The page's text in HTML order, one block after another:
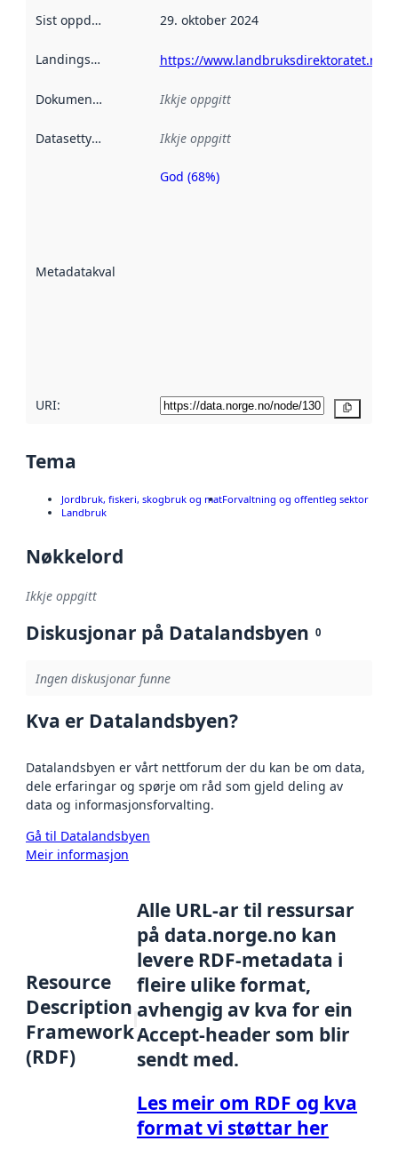
Sist oppdatert 29. oktober 2024
Landingsside https://www.landbruksdirektoratet.no/
Dokumentasjon Ikkje oppgitt
Datasettype Ikkje oppgitt
Metadatakvalitet
Metadatakvalitet
God (68%)
URI:
Tema
Jordbruk, fiskeri, skogbruk og matForvaltning og offentleg sektor
Landbruk
Nøkkelord
Ikkje oppgitt
Diskusjonar på Datalandsbyen 0
Ingen diskusjonar funne
Kva er Datalandsbyen?
Datalandsbyen er vårt nettforum der du kan be om data,
dele erfaringar og spørje om råd som gjeld deling av
data og informasjonsforvalting.
Gå til Datalandsbyen
Meir informasjon
Resource
Description
Framework
(RDF)
Alle URL-ar til ressursar
på data.norge.no kan
levere RDF-metadata i
fleire ulike format,
avhengig av kva for ein
Accept-header som blir
sendt med.
Les meir om RDF og kva
format vi støttar her